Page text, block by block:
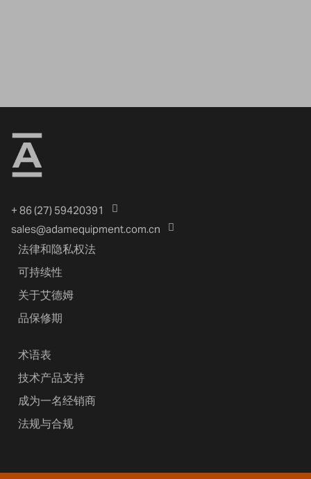
+ 86 (27) 59420391
sales@adamequipment.com.cn
法律和隐私权法
可持续性
关于艾德姆
品保修期
术语表
技术产品支持
成为一名经销商
法规与合规